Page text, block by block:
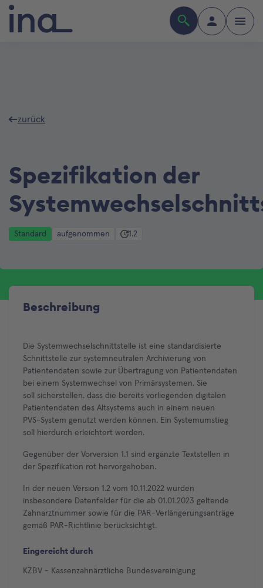
zurück
Spezifikation der
Standard aufgenommen 1.2
Beschreibung
Die Systemwechselschnittstelle ist eine standardisierte
Schnittstelle zur systemneutralen Archivierung von
Patientendaten sowie zur Übertragung von Patientendaten
bei einem Systemwechsel von Primärsystemen. Sie
soll sicherstellen. dass die bereits vorliegenden digitalen
Patientendaten des Altsystems auch in einem neuen
PVS-System genutzt werden können. Ein Systemumstieg
soll hierdurch erleichtert werden.
Gegenüber der Vorversion 1.1 sind ergänzte Textstellen in
der Spezifikation rot hervorgehoben.
In der neuen Version 1.2 vom 10.11.2022 wurden
insbesondere Datenfelder für die ab 01.01.2023 geltende
Zahnarztnummer sowie für die PAR-Verlängerungsanträge
gemäß PAR-Richtlinie berücksichtigt.
Eingereicht durch
KZBV - Kassenzahnärztliche Bundesvereinigung